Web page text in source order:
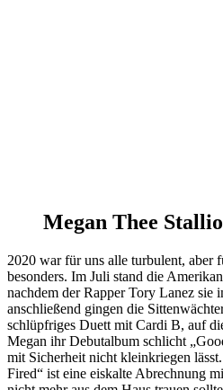
Megan Thee
2020 war für uns alle turbulent, aber
besonders. Im Juli stand die
nachdem der Rapper Tory Lanez sie
anschließend gingen die
schlüpfriges Duett mit Cardi B, auf
Megan ihr Debutalbum schlicht
mit Sicherheit nicht kleinkriegen
Fired“ ist eine eiskalte Abrechnung